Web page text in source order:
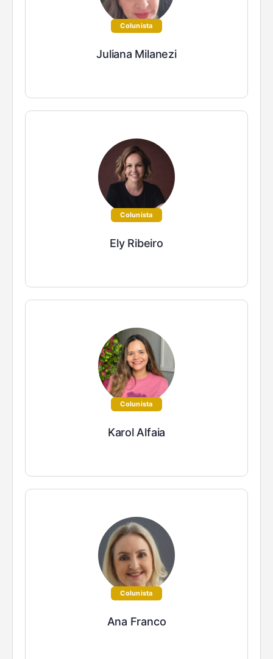
Colunista
Juliana Milanezi
Colunista
Ely Ribeiro
Colunista
Karol Alfaia
Colunista
Ana Franco